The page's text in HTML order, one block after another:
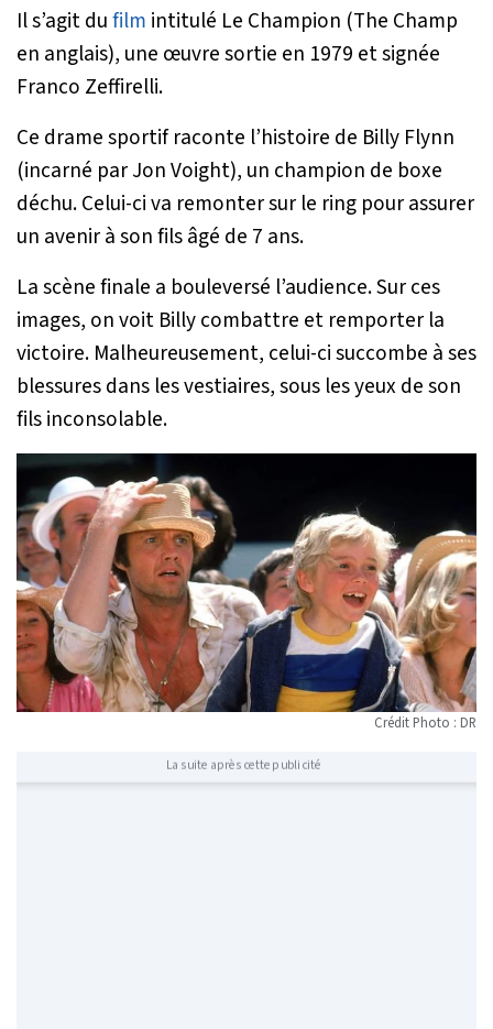
Il s’agit dufilm intitulé Le Champion (The Champ
en anglais), une œuvre sortie en 1979 et signée
Franco Zeffirelli.
Ce drame sportif raconte l’histoire de Billy Flynn
(incarné par Jon Voight), un champion de boxe
déchu. Celui-ci va remonter sur le ring pour assurer
un avenir à son fils âgé de 7 ans.
La scène finale a bouleversé l’audience. Sur ces
images, on voit Billy combattre et remporter la
victoire. Malheureusement, celui-ci succombe à ses
blessures dans les vestiaires, sous les yeux de son
fils inconsolable.
Crédit Photo : DR
La suite après cette publicité